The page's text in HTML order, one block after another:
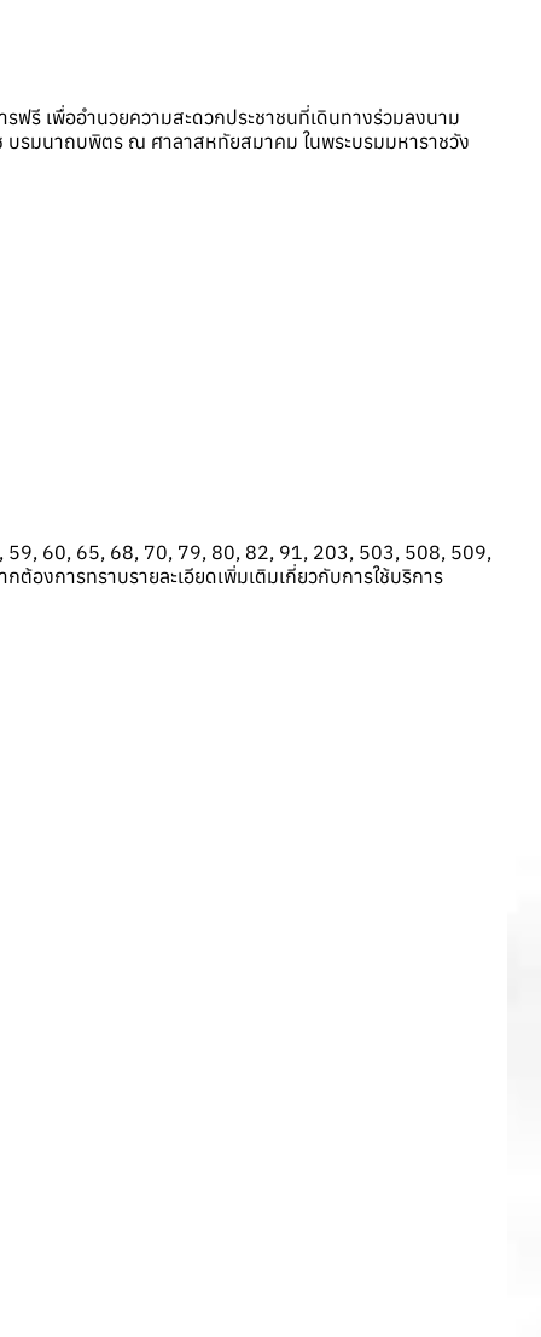
ฟรี เพื่ออำนวยความสะดวกประชาชนที่เดินทางร่วมลงนาม
รมนาถบพิตร ณ ศาลาสหทัยสมาคม ในพระบรมมหาราชวัง
59, 60, 65, 68, 70, 79, 80, 82, 91, 203, 503, 508, 509,
องการทราบรายละเอียดเพิ่มเติมเกี่ยวกับการใช้บริการ